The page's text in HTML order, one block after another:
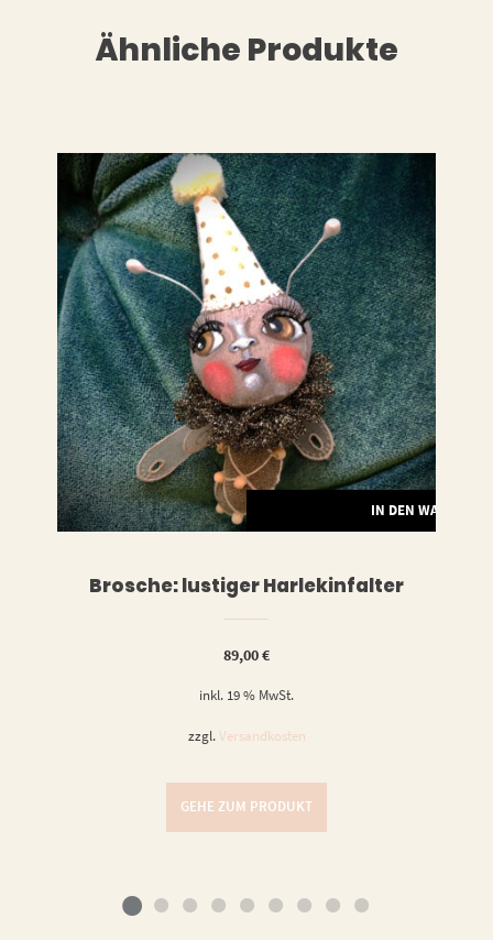
Ähnliche Produkte
IN DEN
Brosche: lustiger Harlekinfalter
89,00€
inkl. 19 % MwSt.
zzgl. Versandkosten
GEHE ZUM PRODUKT